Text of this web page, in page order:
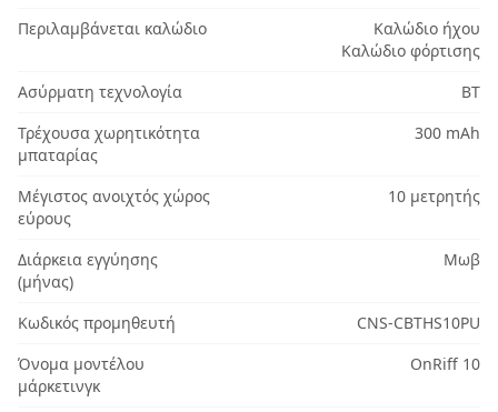
Περιλαμβάνεται καλώδιο
Καλώδιο ήχου
Καλώδιο φόρτισης
Ασύρματη τεχνολογία
BT
Τρέχουσα χωρητικότητα
μπαταρίας
300 mAh
Μέγιστος ανοιχτός χώρος
εύρους
10 μετρητής
Διάρκεια εγγύησης
(μήνας)
Μωβ
Κωδικός προμηθευτή
CNS-CBTHS10PU
Όνομα μοντέλου
μάρκετινγκ
OnRiff 10